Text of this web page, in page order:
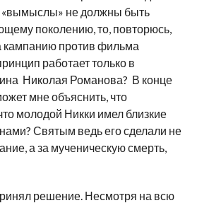
«вымыслы» не должны быть
поколению, то, повторюсь,
против фильма
работает только в
Николая Романова? В конце
мне объяснить, что
молодой Никки имел близкие
Святым ведь его сделали не
а за мученическую смерть,
решение. Несмотря на всю